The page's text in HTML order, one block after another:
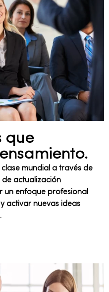
que
mundial a través de
de actualización
un enfoque profesional
activar nuevas ideas